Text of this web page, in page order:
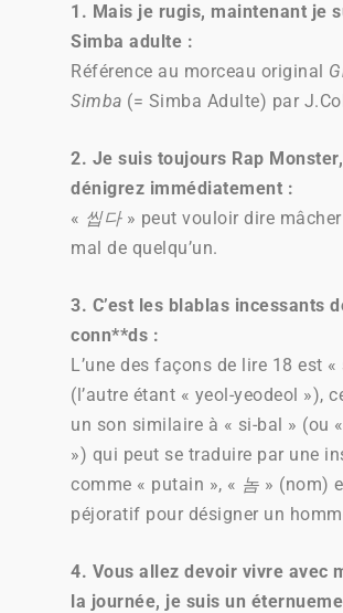
1. Mais je rugis, maintenant je
Simba adulte :
Référence au morceau original
Simba (= Simba Adulte) par
2. Je suis toujours Rap
dénigrez immédiatement :
« 씹다» peut vouloir dire
mal de quelqu’un.
3. C’est les blablas incessants
conn**ds :
L’une des façons de lire 18 est «
(l’autre étant « yeol-yeodeol »),
un son similaire à « si-bal » (ou
») qui peut se traduire par une
comme « putain », « 놈 » (nom)
péjoratif pour désigner un
4. Vous allez devoir vivre avec
la journée, je suis un